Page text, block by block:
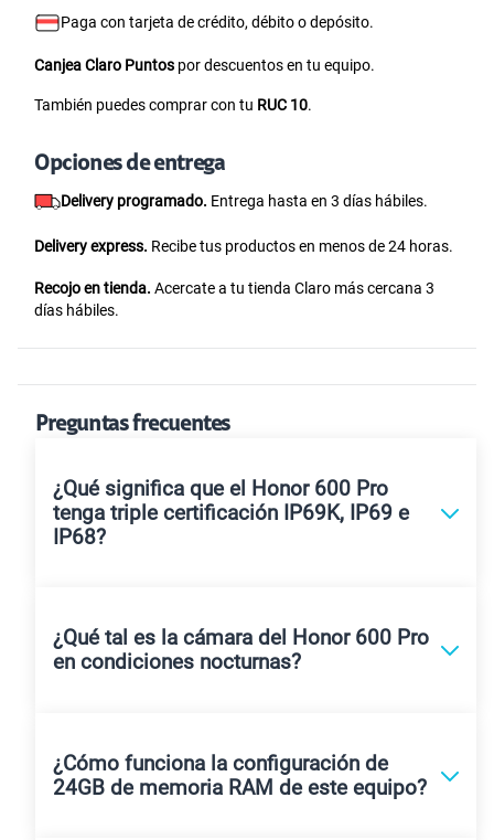
Paga con tarjeta de crédito, débito o depósito.
Canjea Claro Puntos por descuentos en tu equipo.
También puedes comprar con tu RUC 10.
Opciones de entrega
Delivery programado. Entrega hasta en 3 días hábiles.
Delivery express. Recibe tus productos en menos de 24 horas.
Recojo en tienda. Acercate a tu tienda Claro más cercana 3
días hábiles.
Preguntas frecuentes
¿Qué significa que el Honor 600 Pro
tenga triple certificación IP69K, IP69 e
IP68?
¿Qué tal es la cámara del Honor 600 Pro
en condiciones nocturnas?
¿Cómo funciona la configuración de
24GB de memoria RAM de este equipo?